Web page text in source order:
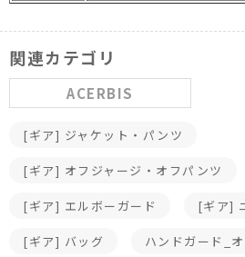
関連カテゴリ
ACERBIS
[ギア] ジャケット・パンツ
[ギア] オフジャージ・オフパンツ
[ギア] エルボーガード [ギア]
[ギア] バッグ ハンドガード_